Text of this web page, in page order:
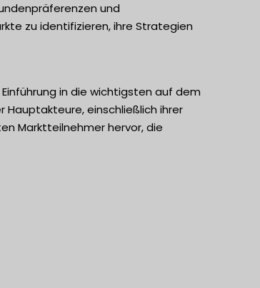
und
zu identifizieren, ihre Strategien
in die wichtigsten auf dem
einschließlich ihrer
Marktteilnehmer hervor, die